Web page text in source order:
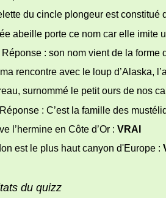
du cincle plongeur est constitué
abeille porte ce nom car elle imite
: son nom vient de la forme de
rencontre avec le loup d’Alaska,
surnommé le petit ours de nos
: C’est la famille des
l’hermine en Côte d’Or : VRAI
est le plus haut canyon d'Europe :
du quizz